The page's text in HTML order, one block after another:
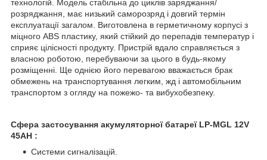
технологій. Модель стабільна до циклів заряджання/
розряджання, має низький саморозряд і довгий термін
експлуатації загалом. Виготовлена в герметичному корпусі з
міцного ABS пластику, який стійкий до перепадів температур і
сприяє цілісності продукту. Пристрій вдало справляється з
власною роботою, перебуваючи за цього в будь-якому
розміщенні. Ще однією його перевагою вважається брак
обмежень на транспортування легким, жд і автомобільним
транспортом з огляду на пожежо- та вибухобезпеку.
Сфера застосування акумуляторної батареї LP-MGL 12V
45AH :
Системи сигналізацій.